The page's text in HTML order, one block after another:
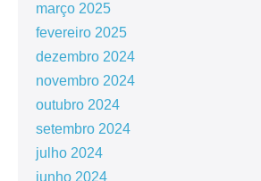
março 2025
fevereiro 2025
dezembro 2024
novembro 2024
outubro 2024
setembro 2024
julho 2024
junho 2024